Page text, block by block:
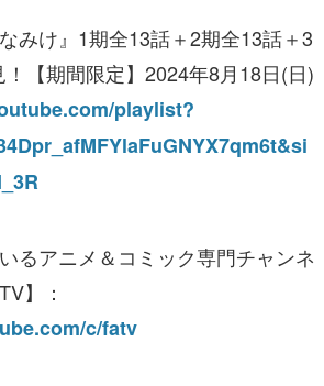
みけ』1期全13話＋2期全13話＋3
【期間限定】2024年8月18日(日)
playlist?
るアニメ＆コミック専門チャンネ
】：
c/fatv